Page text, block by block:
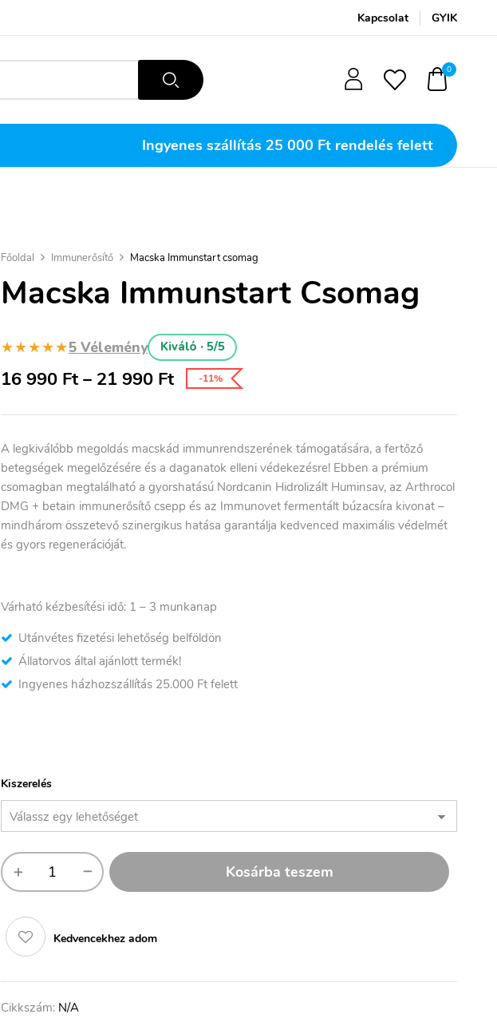
Kapcsolat GYIK
0
Ingyenes szállítás 25 000 Ft rendelés felett
Főoldal Immunerősítő Macska Immunstart csomag
Macska Immunstart Csomag
★★★★★5 Vélemény Kiváló · 5/5
16 990 Ft – 21 990 Ft -11%
A legkiválóbb megoldás macskád immunrendszerének támogatására, a fertőző
betegségek megelőzésére és a daganatok elleni védekezésre! Ebben a prémium
csomagban megtalálható a gyorshatású Nordcanin Hidrolizált Huminsav, az Arthrocol
DMG + betain immunerősítő csepp és az Immunovet fermentált búzacsíra kivonat –
mindhárom összetevő szinergikus hatása garantálja kedvenced maximális védelmét
és gyors regenerációját.
Várható kézbesítési idő: 1 – 3 munkanap
Utánvétes fizetési lehetőség belföldön
Állatorvos által ajánlott termék!
Ingyenes házhozszállítás 25.000 Ft felett
Kiszerelés
Kosárba teszem
Kedvencekhez adom
Cikkszám: N/A